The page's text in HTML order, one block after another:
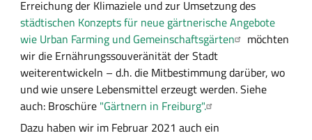
u
n
g
u
s
f
ü
h
r
l
i
Erreichung der Klimaziele und zur Umsetzung des
städtischen Konzepts für neue gärtnerische Angebote
wie Urban Farming und Gemeinschaftsgärten
möchten
wir die Ernährungssouveränität der Stadt
weiterentwickeln – d.h. die Mitbestimmung darüber, wo
und wie unsere Lebensmittel erzeugt werden. Siehe
auch: Broschüre"Gärtnern in Freiburg".
Dazu haben wir im Februar 2021 auch ein